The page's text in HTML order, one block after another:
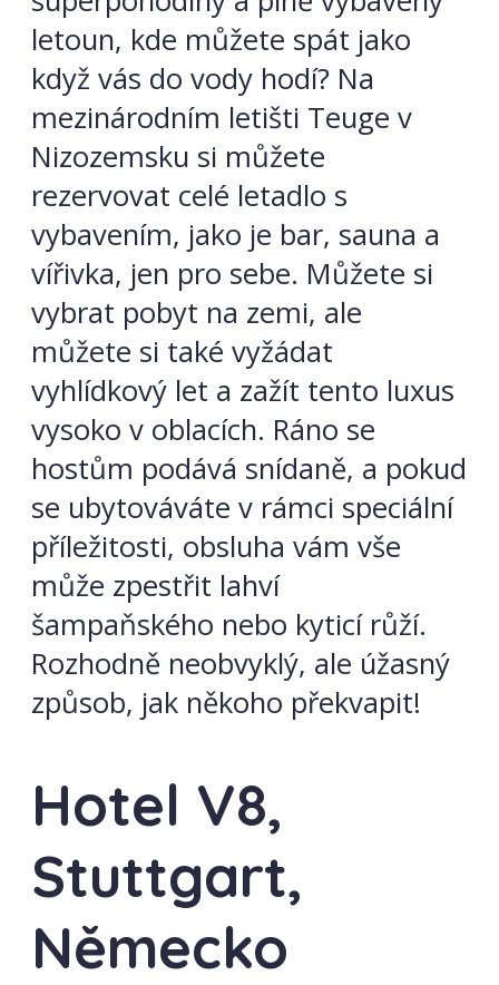
letoun, kde můžete spát jako
když vás do vody hodí? Na
mezinárodním letišti Teuge v
Nizozemsku si můžete
rezervovat celé letadlo s
vybavením, jako je bar, sauna a
vířivka, jen pro sebe. Můžete si
vybrat pobyt na zemi, ale
můžete si také vyžádat
vyhlídkový let a zažít tento luxus
vysoko v oblacích. Ráno se
hostům podává snídaně, a pokud
se ubytováváte v rámci speciální
příležitosti, obsluha vám vše
může zpestřit lahví
šampaňského nebo kyticí růží.
Rozhodně neobvyklý, ale úžasný
způsob, jak někoho překvapit!
Hotel V8,
Stuttgart,
Německo